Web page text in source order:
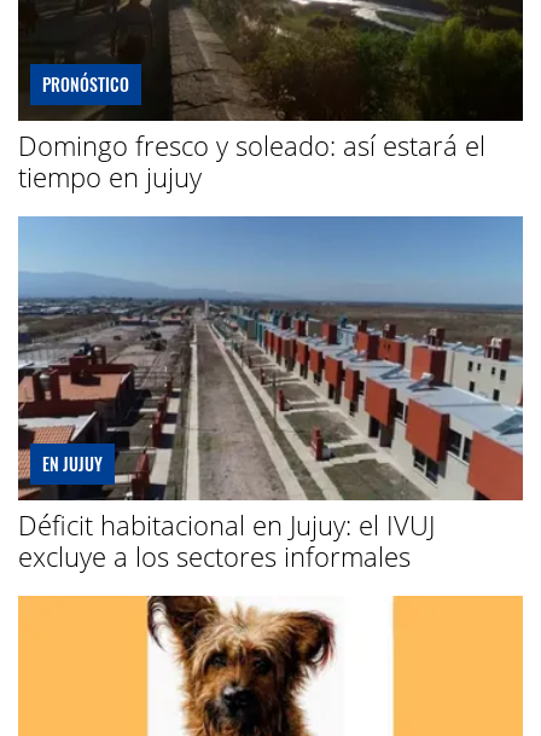
PRONÓSTICO
Domingo fresco y soleado: así estará el
tiempo en jujuy
EN JUJUY
Déficit habitacional en Jujuy: el IVUJ
excluye a los sectores informales